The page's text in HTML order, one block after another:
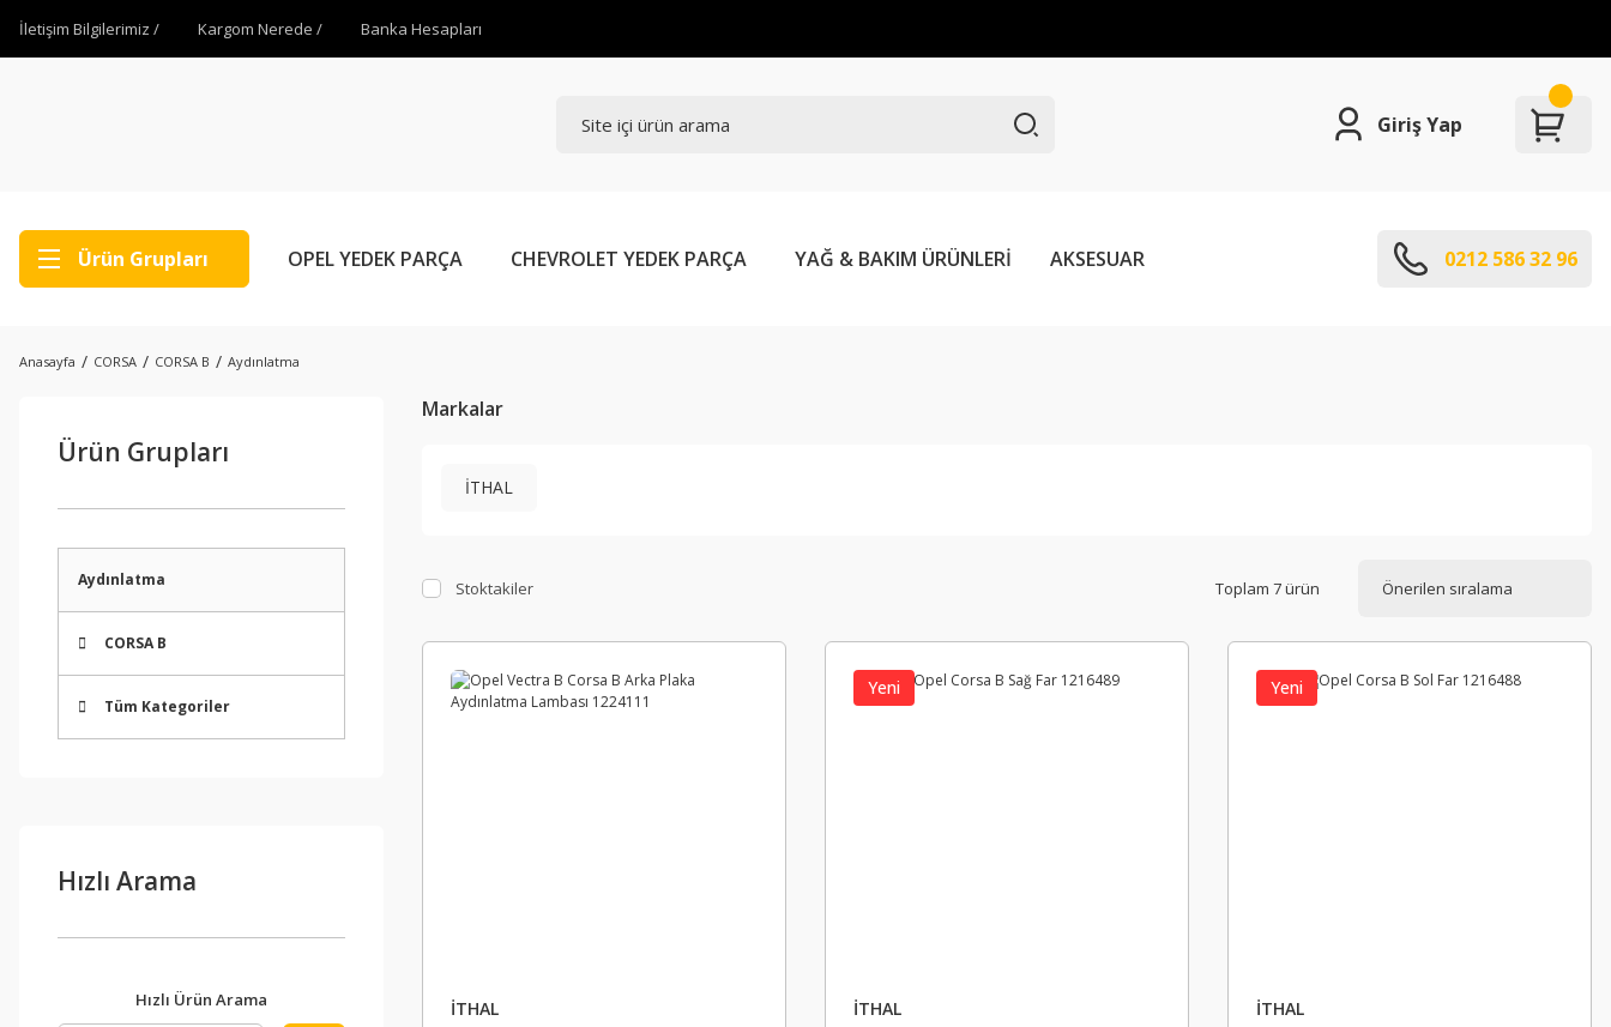
İletişim Bilgilerimiz / Kargom Nerede / Banka Hesapları
Giriş Yap
Ürün Grupları OPEL YEDEK PARÇA CHEVROLET YEDEK PARÇA YAĞ & BAKIM ÜRÜNLERİ AKSESUAR 0212 586 32 96
Anasayfa CORSA CORSA B Aydınlatma
Ürün Grupları
Aydınlatma
CORSA B
Tüm Kategoriler
Hızlı Arama
Hızlı Ürün Arama
Markalar
İTHAL
Stoktakiler Toplam 7 ürün
İTHAL
Yeni
İTHAL
Yeni
İTHAL